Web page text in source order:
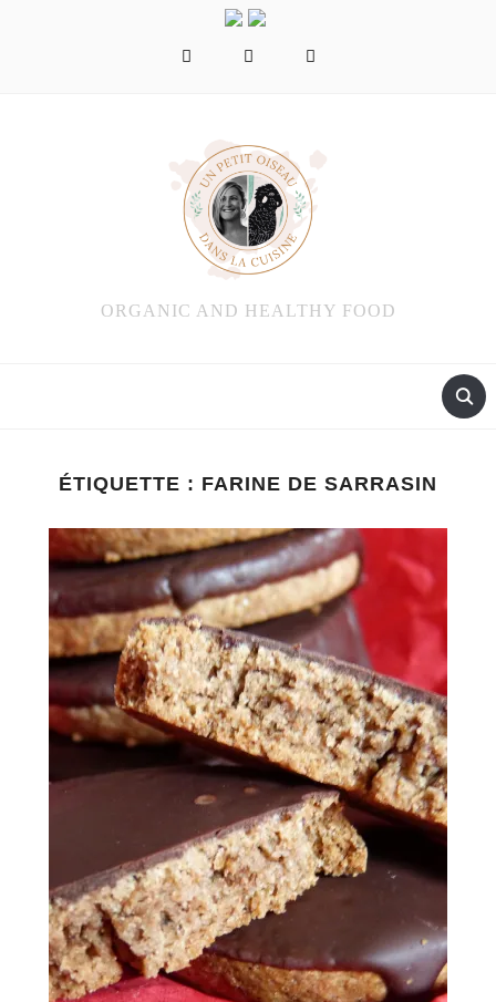
ORGANIC AND HEALTHY FOOD
ÉTIQUETTE : FARINE DE SARRASIN